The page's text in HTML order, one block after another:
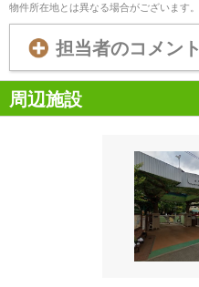
物件所在地とは異なる場合がございます。
担当者のコメント
周辺施設